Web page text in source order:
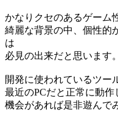
かなりクセのあるゲーム
綺麗な背景の中、個性的
は
必見の出来だと思います。
開発に使われているツー
最近のPCだと正常に動
機会があれば是非遊んで